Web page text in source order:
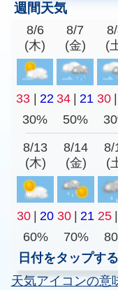
週間天気
8/6
(木)
8/7
(金)
(
33 | 22 34 | 21 30 |
30%
50%
8/13
(木)
8/14
(金)
8/
(
30 | 20 30 | 21 25 |
60%
70%
日付をタップす
天気アイコンの意